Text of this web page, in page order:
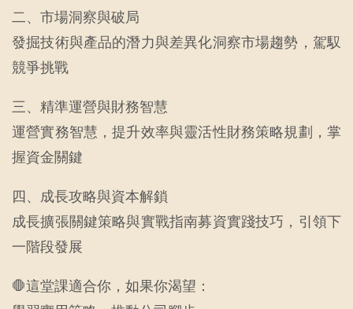
二、市場洞察與破局
發掘技術與產品的潛力與差異化洞察市場趨勢，駕馭
競爭挑戰
三、精準運營與財務智慧
運營實務智慧，提升效率與靈活性財務策略規劃，掌
握資金關鍵
四、成長攻略與資本解鎖
成長擴張關鍵策略與實戰指南募資實踐技巧，引領下
一階段發展
🛑這堂課適合你，如果你渴望：